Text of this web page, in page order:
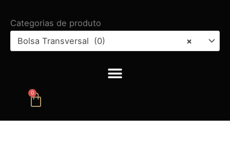
Categorias de produto
×
Bolsa Transversal (0)
0
Carrinho